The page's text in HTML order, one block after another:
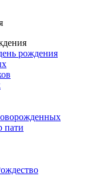
рождения
пати